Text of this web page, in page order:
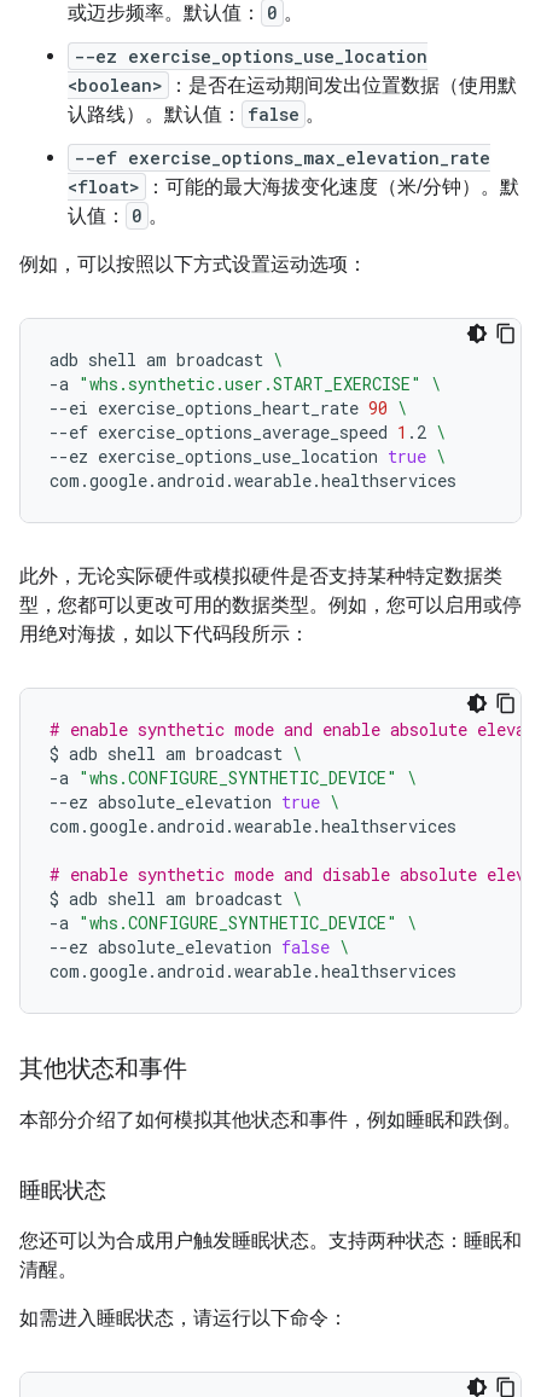
或迈步频率。默认值： 0 。
--ez exercise_options_use_location
<boolean>
：是否在运动期间发出位置数据（使用默
认路线）。默认值：
false 。
--ef exercise_options_max_elevation_rate
<float>
：可能的最大海拔变化速度（米/分钟）。默
认值：
0 。
例如，可以按照以下方式设置运动选项：
adb shell am broadcast \
-a "whs.synthetic.user.START_EXERCISE"
\
--ei exercise_options_heart_rate 90 \
--ef exercise_options_average_speed 1 .2 \
--ez exercise_options_use_location true \
此外，无论实际硬件或模拟硬件是否支持某种特定数据类
型，您都可以更改可用的数据类型。例如，您可以启用或停
用绝对海拔，如以下代码段所示：
# enable synthetic mode and enable absolute
$ adb shell am broadcast \
-a "whs.CONFIGURE_SYNTHETIC_DEVICE"
\
--ez absolute_elevation true \
com.google.android.wearable.healthservices
# enable synthetic mode and disable absolute
$ adb shell am broadcast \
-a "whs.CONFIGURE_SYNTHETIC_DEVICE"
\
--ez absolute_elevation false \
其他状态和事件
本部分介绍了如何模拟其他状态和事件，例如睡眠和跌倒。
睡眠状态
您还可以为合成用户触发睡眠状态。支持两种状态：睡眠和
清醒。
如需进入睡眠状态，请运行以下命令：